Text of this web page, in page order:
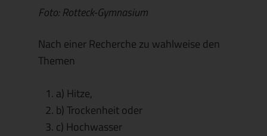
Foto: Rotteck-Gymnasium
Nach einer Recherche zu wahlweise den
Themen
a) Hitze,
b) Trockenheit oder
c) Hochwasser